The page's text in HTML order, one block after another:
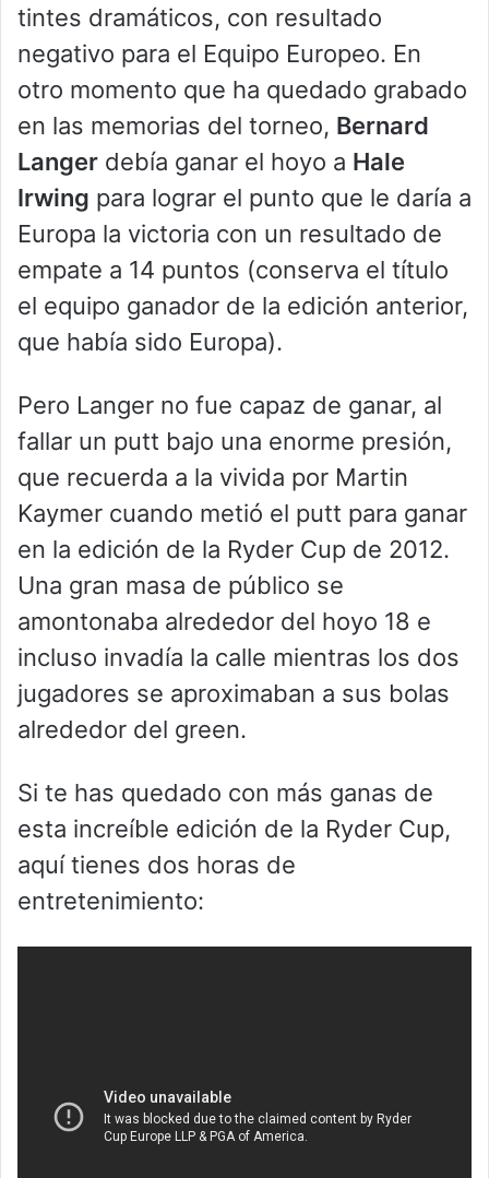
tintes dramáticos, con resultado
negativo para el Equipo Europeo. En
otro momento que ha quedado grabado
en las memorias del torneo, Bernard
Langer debía ganar el hoyo a Hale
Irwing para lograr el punto que le daría a
Europa la victoria con un resultado de
empate a 14 puntos (conserva el título
el equipo ganador de la edición anterior,
que había sido Europa).
Pero Langer no fue capaz de ganar, al
fallar un putt bajo una enorme presión,
que recuerda a la vivida por Martin
Kaymer cuando metió el putt para ganar
en la edición de la Ryder Cup de 2012.
Una gran masa de público se
amontonaba alrededor del hoyo 18 e
incluso invadía la calle mientras los dos
jugadores se aproximaban a sus bolas
alrededor del green.
Si te has quedado con más ganas de
esta increíble edición de la Ryder Cup,
aquí tienes dos horas de
entretenimiento: